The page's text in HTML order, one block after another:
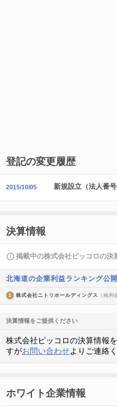
登記の変更履歴
2015/10/05 新規設立（法人番号
決算情報
掲載中の株式会社ピッコロの決
北海道の企業利益ランキング公
1 株式会社ニトリホールディングス （純
決算情報をご提供ください
株式会社ピッコロの決算情報
すがお問い合わせよりご連絡
ホワイト企業情報